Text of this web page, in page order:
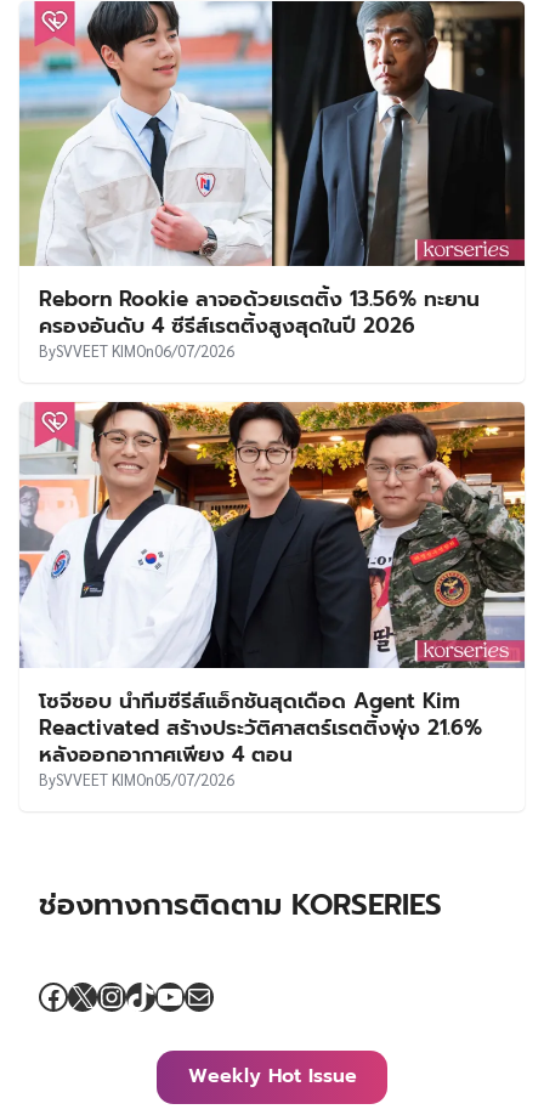
ครองอันดับ 4 ซีรีส์เรตติ้งสูงสุดในปี 2026
BySVVEET KIMOn06/07/2026
Reactivated สร้างประวัติศาสตร์เรตติ้งพุ่ง 21.6%
หลังออกอากาศเพียง 4 ตอน
SVVEET KIMOn 05/07/2026
ช่องทางการติดตาม KORSERIES
Facebook
X Instagram
TikTokYouTube
Mail
Weekly Hot Issue
สรุปผลงานประกาศรางวัล 5th Blue Dragon Series